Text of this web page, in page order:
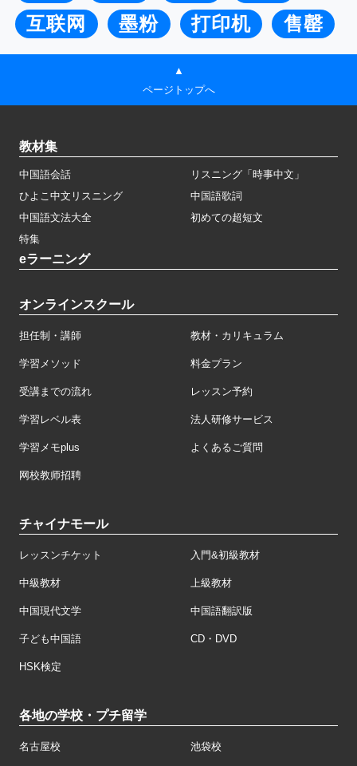
互联网
墨粉 打印机 售罄
▲
ページトップへ
教材集
中国語会話
リスニング「時事中文」
ひよこ中文リスニング
中国語歌詞
中国語文法大全
初めての超短文
特集
eラーニング
オンラインスクール
担任制・講師 教材・カリキュラム
学習メソッド 料金プラン
受講までの流れ レッスン予約
学習レベル表 法人研修サービス
学習メモplus よくあるご質問
网校教师招聘
チャイナモール
レッスンチケット 入門&初級教材
中級教材 上級教材
中国現代文学 中国語翻訳版
子ども中国語 CD・DVD
HSK検定
各地の学校・プチ留学
名古屋校 池袋校